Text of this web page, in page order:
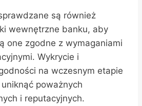
są również
wewnętrzne banku, aby
one zgodne z wymaganiami
Wykrycie i
na wczesnym etapie
poważnych
i reputacyjnych.